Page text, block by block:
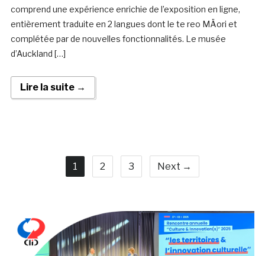
comprend une expérience enrichie de l’exposition en ligne,
entièrement traduite en 2 langues dont le te reo MÄori et
complétée par de nouvelles fonctionnalités. Le musée
d’Auckland […]
Lire la suite →
1 2 3 Next →